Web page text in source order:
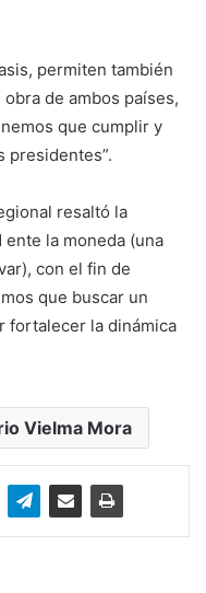
permiten también
de ambos países,
que cumplir y
presidentes”.
resaltó la
la moneda (una
con el fin de
que buscar un
fortalecer la dinámica
Vielma Mora